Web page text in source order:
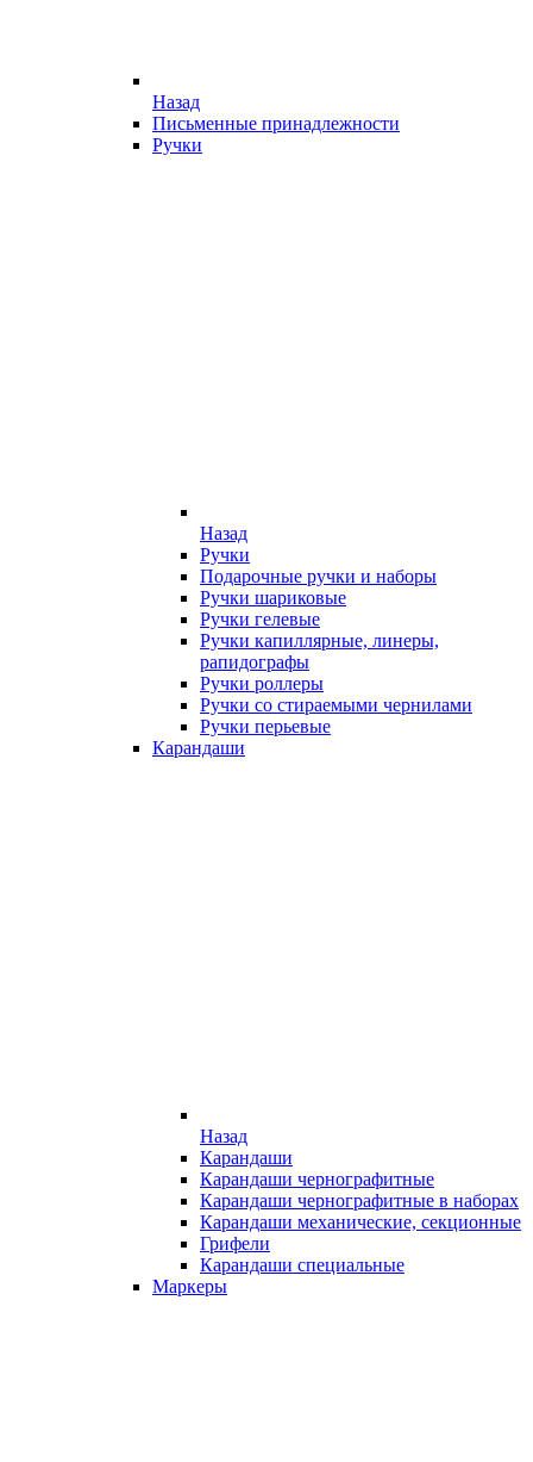
Назад
Письменные принадлежности
Ручки
Назад
Ручки
Подарочные ручки и наборы
Ручки шариковые
Ручки гелевые
Ручки капиллярные, линеры,
рапидографы
Ручки роллеры
Ручки со стираемыми чернилами
Ручки перьевые
Карандаши
Назад
Карандаши
Карандаши чернографитные
Карандаши чернографитные в наборах
Карандаши механические, секционные
Грифели
Карандаши специальные
Маркеры